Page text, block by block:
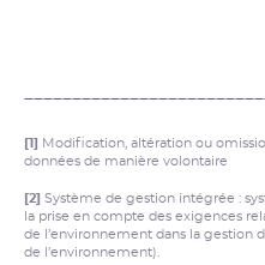
[1]
Modification, altération ou
données de manière volontaire
[2] Système de gestion intégrée :
la prise en compte des exigences
de l’environnement dans la gestion
de l’environnement).